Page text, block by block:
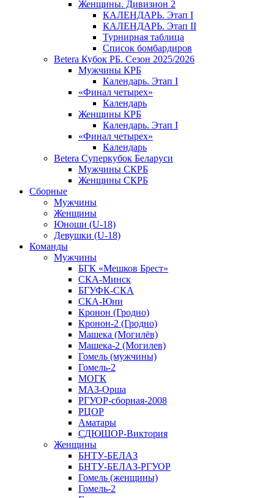
Женщины. Дивизион 2
КАЛЕНДАРЬ. Этап I
КАЛЕНДАРЬ. Этап II
Турнирная таблица
Список бомбардиров
Betera Кубок РБ. Сезон 2025/2026
Мужчины КРБ
Календарь. Этап I
«Финал четырех»
Календарь
Женщины КРБ
Календарь. Этап I
«Финал четырех»
Календарь
Betera Суперкубок Беларуси
Мужчины СКРБ
Женщины СКРБ
Сборные
Мужчины
Женщины
Юноши (U-18)
Девушки (U-18)
Команды
Мужчины
БГК «Мешков Брест»
СКА-Минск
БГУФК-СКА
СКА-Юни
Кронон (Гродно)
Кронон-2 (Гродно)
Машека (Могилёв)
Машека-2 (Могилев)
Гомель (мужчины)
Гомель-2
МОГК
МАЗ-Орша
РГУОР-сборная-2008
РЦОР
Аматары
СДЮШОР-Виктория
Женщины
БНТУ-БЕЛАЗ
БНТУ-БЕЛАЗ-РГУОР
Гомель (женщины)
Гомель-2